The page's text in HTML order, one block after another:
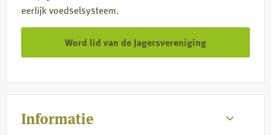
Informatie
eerlijk voedselsysteem.
Word lid van de Jagersvereniging